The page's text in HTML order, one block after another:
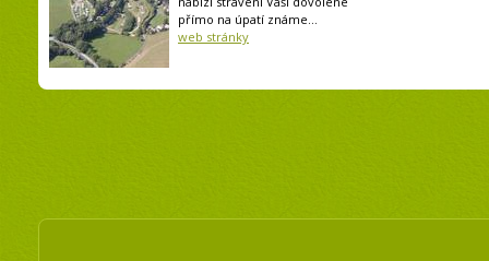
přímo na úpatí známe...
web stránky